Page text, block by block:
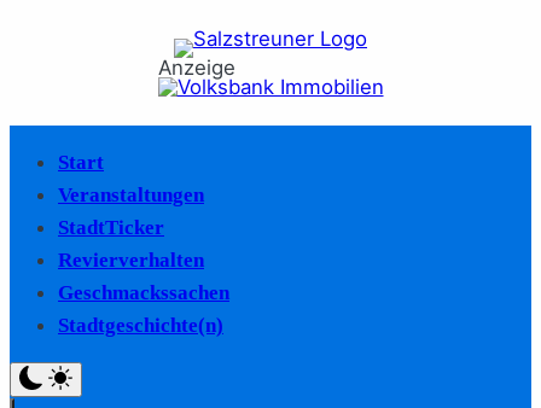
Anzeige
Start
Veranstaltungen
StadtTicker
Revierverhalten
Geschmackssachen
Stadtgeschichte(n)